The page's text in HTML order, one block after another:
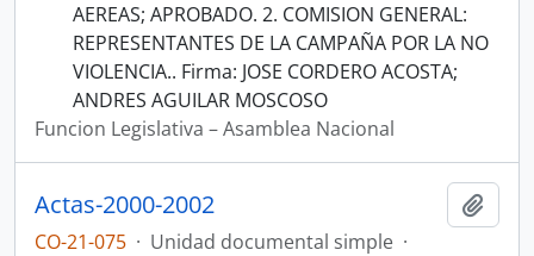
AEREAS; APROBADO. 2. COMISION GENERAL:
REPRESENTANTES DE LA CAMPAÑA POR LA NO
VIOLENCIA.. Firma: JOSE CORDERO ACOSTA;
ANDRES AGUILAR MOSCOSO
Funcion Legislativa – Asamblea Nacional
Actas-2000-2002
CO-21-075 · Unidad documental simple ·